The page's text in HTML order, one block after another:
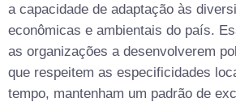
a capacidade de adaptação às
econômicas e ambientais do país.
as organizações a desenvolverem
que respeitem as especificidades
tempo, mantenham um padrão de